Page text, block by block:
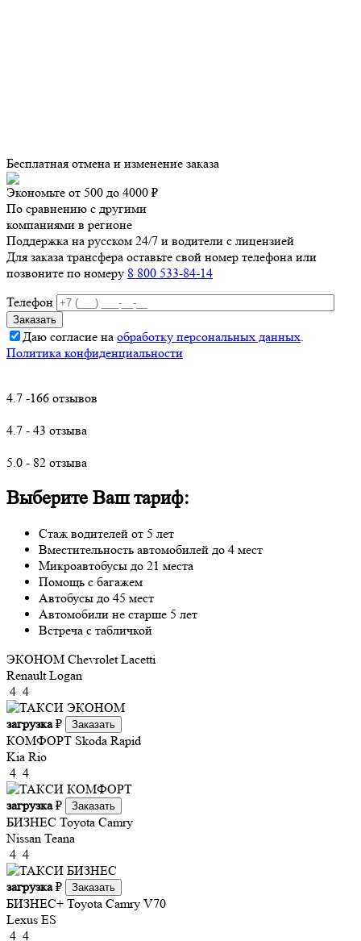
Бесплатная отмена и изменение заказа
Экономьте от 500 до 4000 ₽
По сравнению с другими
компаниями в регионе
Поддержка на русском 24/7 и водители с лицензией
Для заказа трансфера оставьте свой номер телефона или
позвоните по номеру 8 800 533-84-14
Телефон
Даю согласие на обработку персональных данных.
Политика конфиденциальности
4.7 -166 отзывов
4.7 - 43 отзыва
5.0 - 82 отзыва
Выберите Ваш тариф:
Стаж водителей от 5 лет
Вместительность автомобилей до 4 мест
Микроавтобусы до 21 места
Помощь с багажем
Автобусы до 45 мест
Автомобили не старше 5 лет
Встреча с табличкой
ЭКОНОМ Chevrolet Lacetti
Renault Logan
4 4
загрузка₽ Заказать
КОМФОРТ Skoda Rapid
Kia Rio
4 4
загрузка₽ Заказать
БИЗНЕС Toyota Camry
Nissan Teana
4 4
загрузка₽ Заказать
БИЗНЕС+ Toyota Camry V70
Lexus ES
4 4